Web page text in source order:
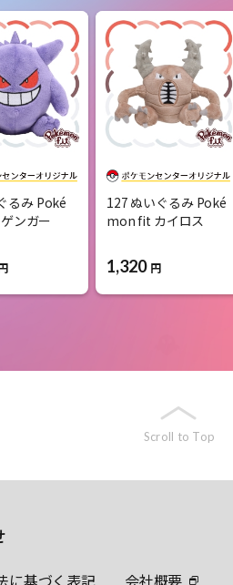
るみ Poké
ンガー
127 ぬいぐるみ Poké
mon fit カイロス
1,320 円
Scroll to Top
に基づく表記 会社概要